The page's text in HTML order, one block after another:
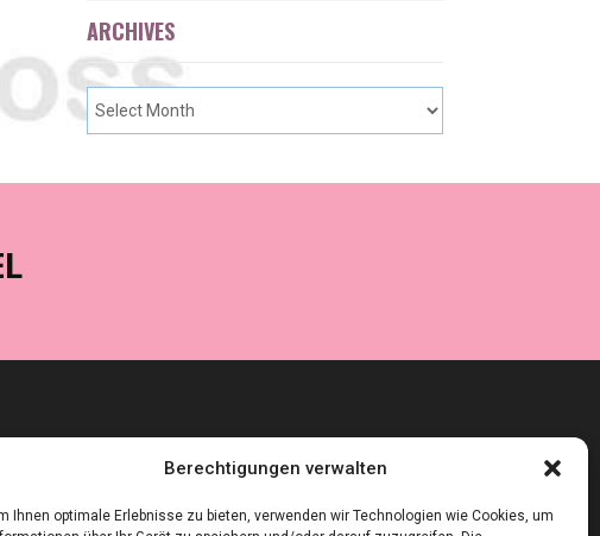
Berechtigungen verwalten
Ihnen optimale Erlebnisse zu bieten, verwenden wir Technologien wie Cookies, um
ARCHIVES